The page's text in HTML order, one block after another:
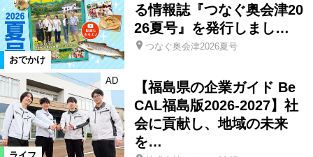
おでかけ
る情報誌『つなぐ奥会津20
26夏号』を発行しまし…
つなぐ奥会津2026夏号
AD
【福島県の企業ガイド Be
CAL福島版2026-2027】社
会に貢献し、地域の未来
を…